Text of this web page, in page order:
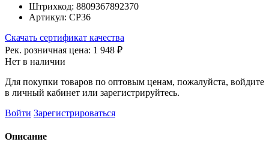
Штрихкод: 8809367892370
Артикул: СР36
Скачать сертификат качества
Рек. розничная цена: 1 948 ₽
Нет в наличии
Для покупки товаров по оптовым ценам, пожалуйста, войдите
в личный кабинет или зарегистрируйтесь.
Войти Зарегистрироваться
Описание